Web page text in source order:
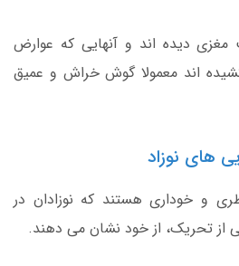
دیده اند و آنهایی که عوارض
اند معمولا گوش خراش و عمیق
های نوزاد
و خوداری هستند که نوزادان در
تحریک، از خود نشان می دهند.